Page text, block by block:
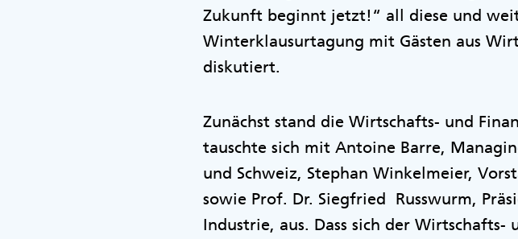
Zukunft beginnt jetzt!“ all diese und
Winterklausurtagung mit Gästen aus
diskutiert.
Zunächst stand die Wirtschafts- und
tauschte sich mit Antoine Barre,
und Schweiz, Stephan Winkelmeier,
sowie Prof. Dr. Siegfried Russwurm,
Industrie, aus. Dass sich der